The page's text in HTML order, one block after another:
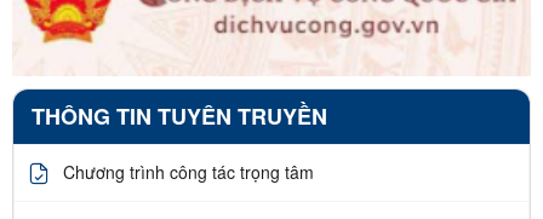
THÔNG TIN TUYÊN TRUYỀN
Chương trình công tác trọng tâm